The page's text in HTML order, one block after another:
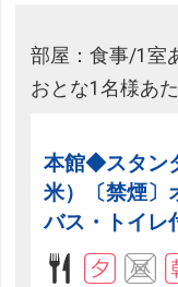
部屋：食事/1室
おとな1名様あ
本館◆スタン
米）〔禁煙〕
バス・トイレ